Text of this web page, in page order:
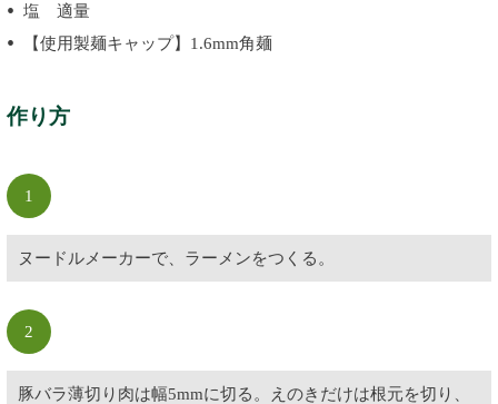
塩 適量
【使用製麺キャップ】1.6mm角麺
作り方
1
ヌードルメーカーで、ラーメンをつくる。
2
豚バラ薄切り肉は幅5mmに切る。えのきだけは根元を切り、